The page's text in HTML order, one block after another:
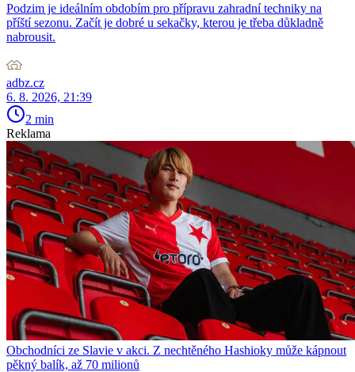
Podzim je ideálním obdobím pro přípravu zahradní techniky na
příští sezonu. Začít je dobré u sekačky, kterou je třeba důkladně
nabrousit.
adbz.cz
6. 8. 2026, 21:39
2 min
Reklama
Obchodníci ze Slavie v akci. Z nechtěného Hashioky může kápnout
pěkný balík, až 70 milionů